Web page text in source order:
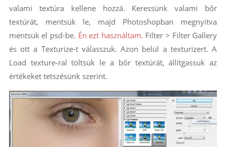
valami textúra kellene hozzá. Keressünk valami bőr
textúrát, mentsük le, majd Photoshopban megnyitva
mentsük el psd-be. Én ezt használtam. Filter > Filter Gallery
és ott a Texturize-t válasszuk. Azon belül a texturizert. A
Load texture-ral töltsük le a bőr textúrát, állítgassuk az
értékeket tetszésünk szerint.